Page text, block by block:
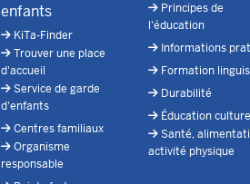
enfants
KiTa-Finder
Trouver une place
d'accueil
Service de garde
d'enfants
Centres familiaux
Organisme
responsable
Principes de
l'éducation
Informations
Formation
Durabilité
Éducation
Santé,
activité physique